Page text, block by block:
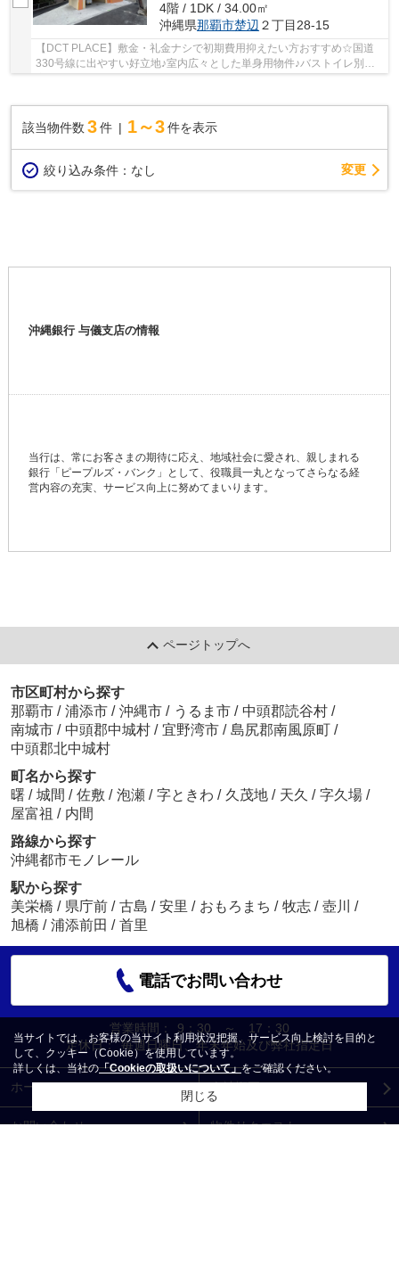
4階 / 1DK / 34.00㎡
沖縄県那覇市楚辺 ２丁目28-15
【DCT PLACE】敷金・礼金ナシで初期費用抑えたい方おすすめ☆国道
330号線に出やすい好立地♪室内広々とした単身用物件♪バストイレ別・
該当物件数 3件 1～3 件を表示
絞り込み条件： なし 変更
沖縄銀行 与儀支店の情報
当行は、常にお客さまの期待に応え、地域社会に愛され、親しまれる
銀行「ピープルズ・バンク」として、役職員一丸となってさらなる経
営内容の充実、サービス向上に努めてまいります。
ページトップへ
市区町村から探す
那覇市 / 浦添市 / 沖縄市 / うるま市 / 中頭郡読谷村 /
南城市 / 中頭郡中城村 / 宜野湾市 / 島尻郡南風原町 /
中頭郡北中城村
町名から探す
曙 / 城間 / 佐敷 / 泡瀬 / 字ときわ / 久茂地 / 天久 / 字久場 /
屋富祖 / 内間
路線から探す
沖縄都市モノレール
駅から探す
美栄橋 / 県庁前 / 古島 / 安里 / おもろまち / 牧志 / 壺川
/
旭橋 / 浦添前田 / 首里
電話でお問い合わせ
営業時間：
9：30 ～ 17：30
定休日： 毎週日曜日、年末年始及び弊社指定日
ホーム 会社概要
お問い合わせ 物件リクエスト
当サイトでは、お客様の当サイト利用状況把握、サービス向上検討を目的と
して、クッキー（Cookie）を使用しています。
詳しくは、当社の「Cookieの取扱いについて」をご確認ください。
閉じる